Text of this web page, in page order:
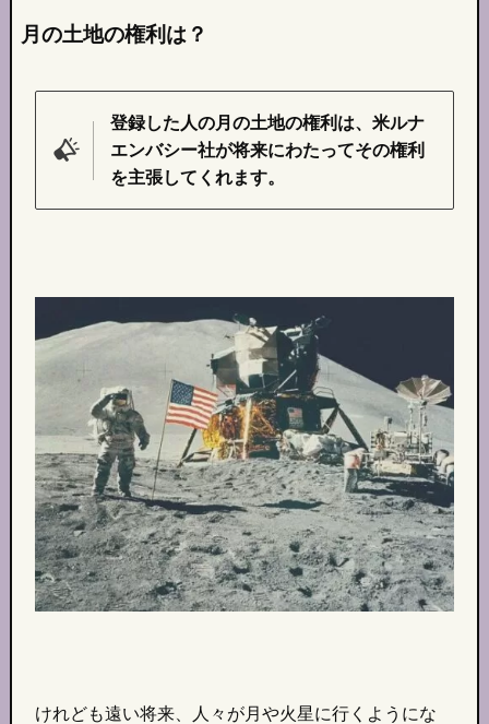
月の土地の権利は？
登録した人の月の土地の権利は、米ルナ
エンバシー社が将来にわたってその権利
を主張してくれます。
けれども遠い将来、人々が月や火星に行くようにな